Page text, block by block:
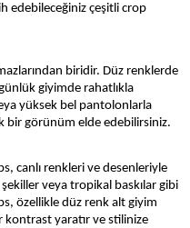
edebileceğiniz çeşitli crop
biridir. Düz renklerde
giyimde rahatlıkla
yüksek bel pantolonlarla
bir görünüm elde edebilirsiniz.
canlı renkleri ve desenleriyle
veya tropikal baskılar gibi
özellikle düz renk alt giyim
kontrast yaratır ve stilinize